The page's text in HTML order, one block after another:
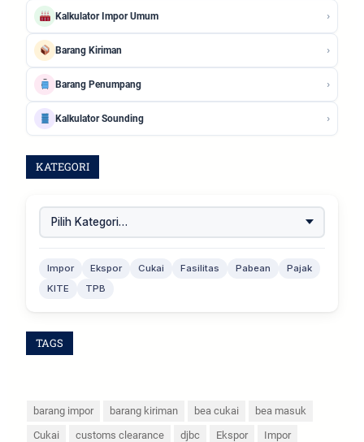
Kalkulator Impor Umum ›
Barang Kiriman ›
Barang Penumpang ›
Kalkulator Sounding ›
KATEGORI
Impor Ekspor Cukai Fasilitas Pabean
Pajak
KITE
TPB
TAGS
barang impor barang kiriman bea cukai
bea masuk
Cukai
customs clearance djbc Ekspor
Impor